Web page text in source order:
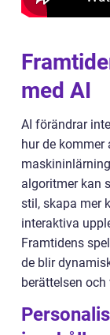
med AI
AI förändrar
hur de
algoritmer kan
stil, skapa mer
interaktiva
Framtidens
de blir
berättelsen